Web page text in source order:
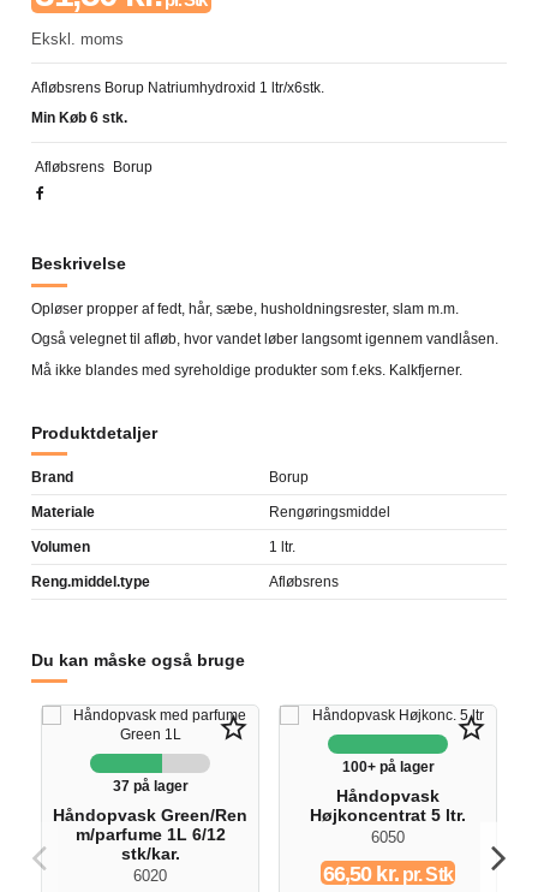
Ekskl. moms
Afløbsrens Borup Natriumhydroxid 1 ltr/x6stk.
Min Køb 6 stk.
Afløbsrens Borup
Beskrivelse
Opløser propper af fedt, hår, sæbe, husholdningsrester, slam m.m.
Også velegnet til afløb, hvor vandet løber langsomt igennem vandlåsen.
Må ikke blandes med syreholdige produkter som f.eks. Kalkfjerner.
Produktdetaljer
Brand Borup
Materiale Rengøringsmiddel
Volumen 1 ltr.
Reng.middel.type Afløbsrens
Du kan måske også bruge
star_border
37 på lager
Håndopvask Green/Ren
m/parfume 1L 6/12
stk/kar.
6020
star_border
100+ på lager
Håndopvask
Højkoncentrat 5 ltr.
6050
66,50 kr.pr. Stk